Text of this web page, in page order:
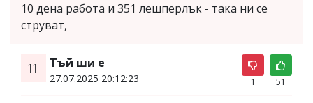
10 дена работа и 351 лешперлък - така ни се
струват,
11. Тъй ши е
27.07.2025 20:12:23 1 51